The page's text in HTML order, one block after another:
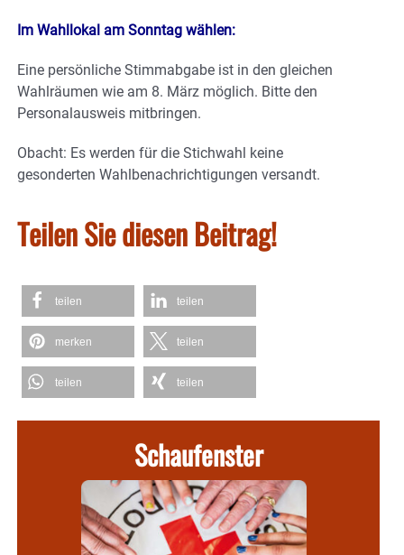
Im Wahllokal am Sonntag wählen:
Eine persönliche Stimmabgabe ist in den gleichen
Wahlräumen wie am 8. März möglich. Bitte den
Personalausweis mitbringen.
Obacht: Es werden für die Stichwahl keine
gesonderten Wahlbenachrichtigungen versandt.
Teilen Sie diesen Beitrag!
teilen teilen
merken teilen
teilen teilen
Schaufenster